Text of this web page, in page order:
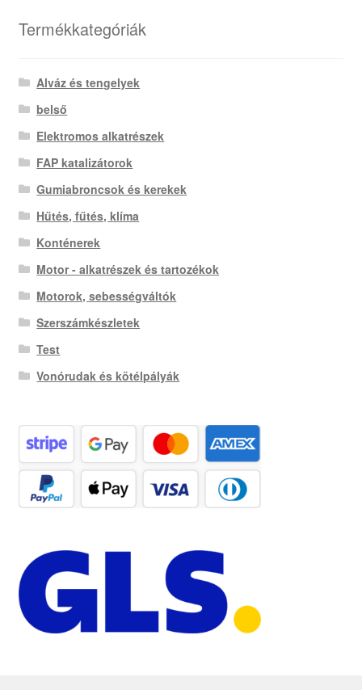
Termékkategóriák
Alváz és tengelyek
belső
Elektromos alkatrészek
FAP katalizátorok
Gumiabroncsok és kerekek
Hűtés, fűtés, klíma
Konténerek
Motor - alkatrészek és tartozékok
Motorok, sebességváltók
Szerszámkészletek
Test
Vonórudak és kötélpályák